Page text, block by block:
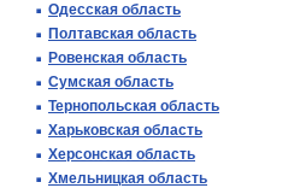
Одесская область
Полтавская область
Ровенская область
Сумская область
Тернопольская область
Харьковская область
Херсонская область
Хмельницкая область